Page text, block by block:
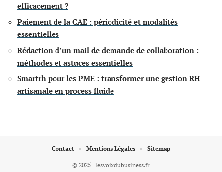
efficacement ?
Paiement de la CAE : périodicité et modalités
essentielles
Rédaction d’un mail de demande de collaboration :
méthodes et astuces essentielles
Smartrh pour les PME : transformer une gestion RH
artisanale en process fluide
© 2025 | lesvoixdubusiness.fr
Contact Mentions Légales Sitemap